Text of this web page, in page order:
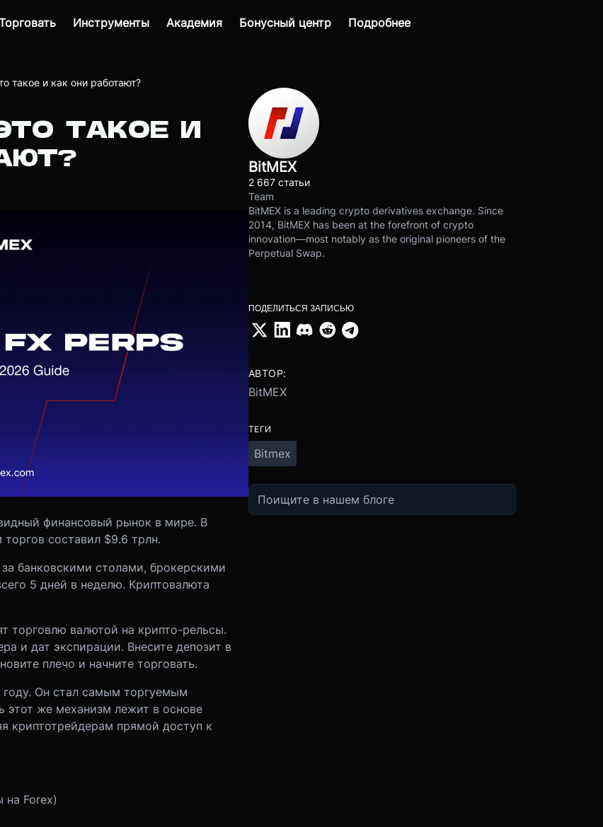
Инструменты Академия Бонусный центр Подробнее
такое и как они работают?
ТАКОЕ И
финансовый рынок в мире. В
составил $9.6 трлн.
банковскими столами, брокерскими
5 дней в неделю. Криптовалюта
торговлю валютой на крипто-рельсы.
и дат экспирации. Внесите депозит в
плечо и начните торговать.
году. Он стал самым торгуемым
этот же механизм лежит в основе
криптотрейдерам прямой доступ к
на Forex)
BitMEX
2 667 статьи
Team
BitMEX is a leading crypto derivatives exchange. Since
2014, BitMEX has been at the forefront of crypto
innovation—most notably as the original pioneers of the
Perpetual Swap.
ПОДЕЛИТЬСЯ ЗАПИСЬЮ
АВТОР:
BitMEX
ТЕГИ
Bitmex